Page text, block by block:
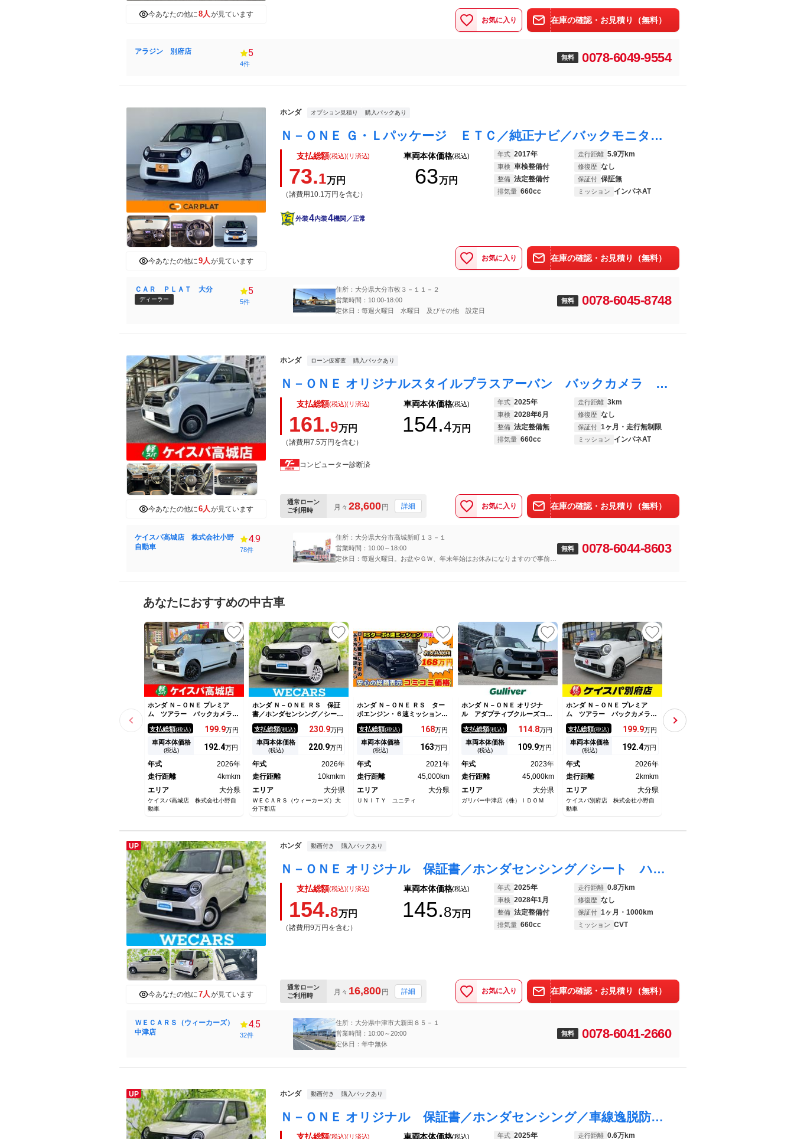
今あなたの他に8人が見ています
お気に入り 在庫の確認・お見積り（無料）
アラジン 別府店 5
4件
無料 0078-6049-9554
今あなたの他に9人が見ています
ホンダ オプション見積り 購入パックあり
Ｎ－ＯＮＥ Ｇ・Ｌパッケージ ＥＴＣ／純正ナビ／バックモニター ｂｌｕｅｔｏｏｔｈ スマートキープッシュスタート 地デジフルセグ 点検記録簿 Ｉ－ＳＴＯＰ ベンチシ－ト ドライブレコーダー ＥＴＣ搭載 セキュリティ ＡＵＸ接続
支払総額(税込)(リ済込)
73.1万円
（諸費用10.1万円を含む）
車両本体価格(税込)
63万円
年式 2017年 走行距離 5.9万km
車検 車検整備付 修復歴 なし
整備 法定整備付 保証付 保証無
排気量 660cc ミッション インパネAT
外装4内装4機関／正常
お気に入り 在庫の確認・お見積り（無料）
ＣＡＲ ＰＬＡＴ 大分
ディーラー
5
5件
住所：大分県大分市牧３－１１－２
営業時間：10:00-18:00
定休日：毎週火曜日 水曜日 及びその他 設定日
無料 0078-6045-8748
今あなたの他に6人が見ています
ホンダ ローン仮審査 購入パックあり
Ｎ－ＯＮＥ オリジナルスタイルプラスアーバン バックカメラ クリアランスソナー オートクルーズコントロール レーンアシスト 衝突被害軽減システム オートライト ＬＥＤヘッドランプ スマートキー アイドリングストップ 電動格納ミラー シートヒーター
支払総額(税込)(リ済込)
161.9万円
（諸費用7.5万円を含む）
車両本体価格(税込)
154.4万円
年式 2025年 走行距離 3km
車検 2028年6月 修復歴 なし
整備 法定整備無 保証付 1ヶ月・走行無制限
排気量 660cc ミッション インパネAT
コンピューター診断済
通常ローン
ご利用時
月々 28,600円 詳細 お気に入り 在庫の確認・お見積り（無料）
ケイスパ高城店 株式会社小野
自動車
4.9
78件
住所：大分県大分市高城新町１３－１
営業時間：10:00～18:00
定休日：毎週火曜日。お盆やＧＷ、年末年始はお休みになりますので事前に
無料 0078-6044-8603
あなたにおすすめの中古車
ホンダ Ｎ－ＯＮＥ プレミア
ム ツアラー バックカメラ
クリアランスソナー オートク
ルーズコントロール レーンア
シスト 衝突被害軽減システ
ム オートライト ＬＥＤヘッ
ドリングストップ 電動格納ミ
ラー シートヒーター
支払総額(税込) 199.9万円
車両本体価格
(税込) 192.4万円
年式
2026年
走行距離
4kmkm
エリア
大分県
ケイスパ高城店 株式会社小野自
動車
ホンダ Ｎ－ＯＮＥ ＲＳ 保証
書／ホンダセンシング／シート
ヒーター 前席／車線逸脱防止
支援システム／シート ハーフ
レザー／届出済未使用車／ヘッ
ドランプ ＬＥＤ／ＵＳＢジャ
防止装置
支払総額(税込) 230.9万円
車両本体価格
(税込) 220.9万円
年式
2026年
走行距離
10kmkm
エリア
大分県
ＷＥＣＡＲＳ（ウィーカーズ）大
分下郡店
ホンダ Ｎ－ＯＮＥ ＲＳ ター
ボエンジン・６速ミッション・
クルーズコントロール・Ｂｌｕ
ｅｔｏｏｔｈオーディオ・カー
ナビ・バックカメラ・ＥＴＣ・
シートヒーター・地デジテレ
ングリモコン・スマートキー
支払総額(税込) 168万円
車両本体価格
(税込) 163万円
年式
2021年
走行距離
45,000km
エリア
大分県
ＵＮＩＴＹ ユニティ
ホンダ Ｎ－ＯＮＥ オリジナ
ル アダプティブクルーズコン
トロール 純正ナビ バックカ
メラ 衝突被害軽減ブレーキ
パーキングセンサー レーンキ
ープアシスト 前後ドライブレ
ルド スマートキー オートハ
イビーム
支払総額(税込) 114.8万円
車両本体価格
(税込) 109.9万円
年式
2023年
走行距離
45,000km
エリア
大分県
ガリバー中津店（株）ＩＤＯＭ
ホンダ Ｎ－ＯＮＥ プレミア
ム ツアラー バックカメラ
クリアランスソナー オートク
ルーズコントロール レーンア
シスト 衝突被害軽減システ
ム オートライト ＬＥＤヘッ
ドリングストップ 電動格納ミ
ラー シートヒーター
支払総額(税込) 199.9万円
車両本体価格
(税込) 192.4万円
年式
2026年
走行距離
2kmkm
エリア
大分県
ケイスパ別府店 株式会社小野自
動車
ケージ ＥＴＣ／純正ナビ／バ
ックモニター ｂｌｕｅｔｏｏ
ｔｈ スマートキープッシュス
支払総額
UP
今あなたの他に7人 が見ています
ホンダ 動画付き 購入パックあり
Ｎ－ＯＮＥ オリジナル 保証書／ホンダセンシング／シート ハーフレザー／ヘッドランプ ＬＥＤ／ＵＳＢジャック／横滑り防止装置／アイドリングストップ／禁煙車／衝突安全ボディ／パワーウインドウ／オートエアコン／オートライト
支払総額(税込)(リ済込)
154.8万円
（諸費用9万円を含む）
車両本体価格(税込)
145.8万円
年式 2025年 走行距離 0.8万km
車検 2028年1月 修復歴 なし
整備 法定整備付 保証付 1ヶ月・1000km
排気量 660cc ミッション CVT
通常ローン
ご利用時
月々 16,800 円 詳細 お気に入り 在庫の確認・お見積り（無料）
ＷＥＣＡＲＳ（ウィーカーズ）
中津店
4.5
32件
住所：大分県中津市大新田８５－１
営業時間：10:00～20:00
定休日：年中無休
無料 0078-6041-2660
UP ホンダ 動画付き 購入パックあり
Ｎ－ＯＮＥ オリジナル 保証書／ホンダセンシング／車線逸脱防止支援システム／ヘッドランプ ＬＥＤ／ＵＳＢジャック／ＥＢＤ付ＡＢＳ／横滑り防止装置／アイドリングストップ／禁煙車／エアバッグ 運転席／エアバッグ 助手席
支払総額(税込)(リ済込) 車両本体価格(税込) 年式 2025年 走行距離 0.6万km